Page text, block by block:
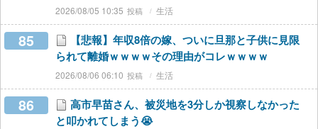
2026/08/05 10:35 生活
85
【悲報】年収8倍の嫁、ついに旦那と子供に見限
られて離婚ｗｗｗｗその理由がコレｗｗｗｗ
2026/08/06 06:10 生活
86
高市早苗さん、被災地を3分しか視察しなかった
と叩かれてしまう😭